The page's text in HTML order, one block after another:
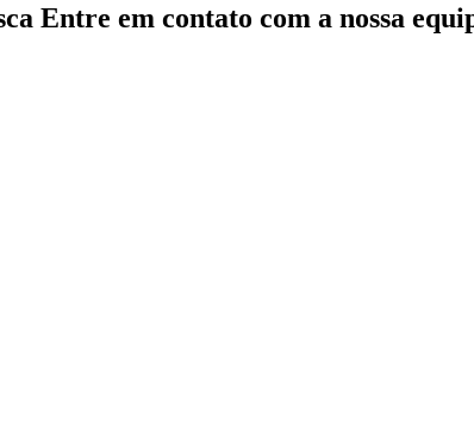
Entre em contato com a nossa